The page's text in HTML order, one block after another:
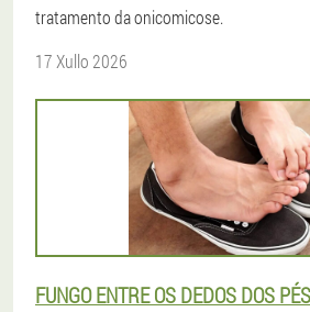
tratamento da onicomicose.
17 Xullo 2026
FUNGO ENTRE OS DEDOS DOS